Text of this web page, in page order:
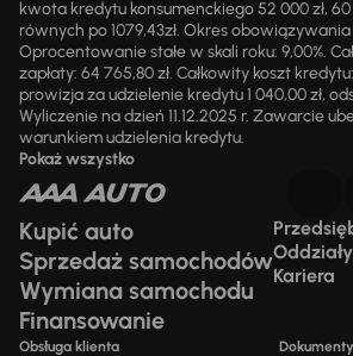
kwota kredytu konsumenckiego 52 000 zł,
równych po 1079,43zł. Okres
Oprocentowanie stałe w skali roku: 9,00%.
zapłaty: 64 765,80 zł. Całkowity koszt
prowizja za udzielenie kredytu 1 040,00 zł,
Wyliczenie na dzień 11.12.2025 r. Zawarcie
warunkiem udzielenia kredytu.
Pokaż wszystko
Kupić auto
Sprzedaż samochodów
Wymiana samochodu
Finansowanie
Oddziały
Kariera
Obsługa klienta